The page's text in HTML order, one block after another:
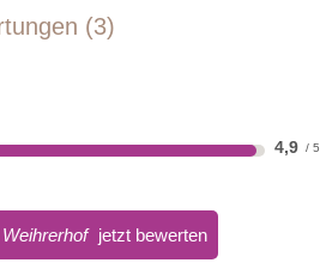
3
4,9
jetzt bewerten